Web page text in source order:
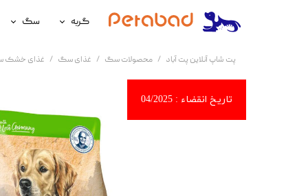
گربه
غذای گربه
آرایشی و بهداشتی گربه
سگ
غذای سگ
سلامتی
آرایشی و
پت شاپ آنلاین پت آباد محصولات سگ غذای سگ غذای خشک